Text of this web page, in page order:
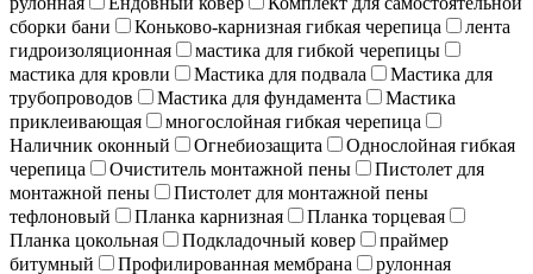
сборки бани
Коньково-карнизная гибкая черепица
лента
гидроизоляционная
мастика для гибкой черепицы
мастика для кровли
Мастика для подвала
Мастика для
трубопроводов
Мастика для фундамента
Мастика
приклеивающая
многослойная гибкая черепица
Наличник оконный
Огнебиозащита
Однослойная гибкая
черепица
Очиститель монтажной пены
Пистолет для
монтажной пены
Пистолет для монтажной пены
тефлоновый
Планка карнизная
Планка торцевая
Планка цокольная
Подкладочный ковер
праймер
битумный
Профилированная мембрана рулонная